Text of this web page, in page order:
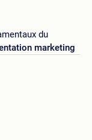
du
marketing